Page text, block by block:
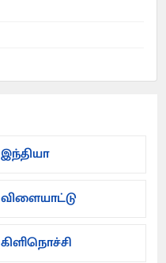
இந்தியா
விளையாட்டு
கிளிநொச்சி